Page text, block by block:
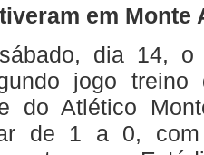
em Monte
sábado, dia 14,
jogo treino
do Atlético
de 1 a 0,